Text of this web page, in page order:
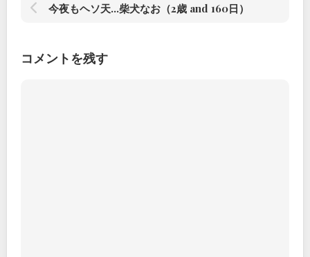
今夜もヘソ天…柴犬なお（2歳 and 160日）
コメントを残す